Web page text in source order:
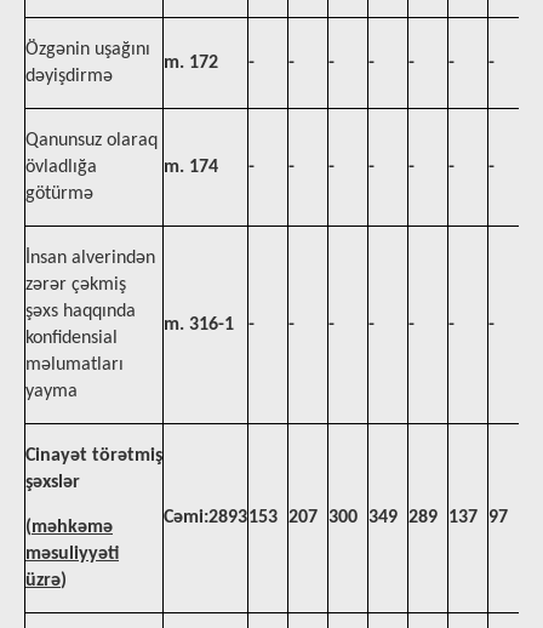
Özgənin uşağını
dəyişdirmə
m. 172 - - - - - - -
Qanunsuz olaraq
övladlığa
götürmə
m. 174 - - - - - - -
İnsan alverindən
zərər çəkmiş
şəxs haqqında
konfidensial
məlumatları
yayma
m. 316-1 - - - - - - -
Cinayət törətmiş
şəxslər
(məhkəmə
məsuliyyəti
üzrə)
Cəmi:2893153 207 300 349 289 137 97